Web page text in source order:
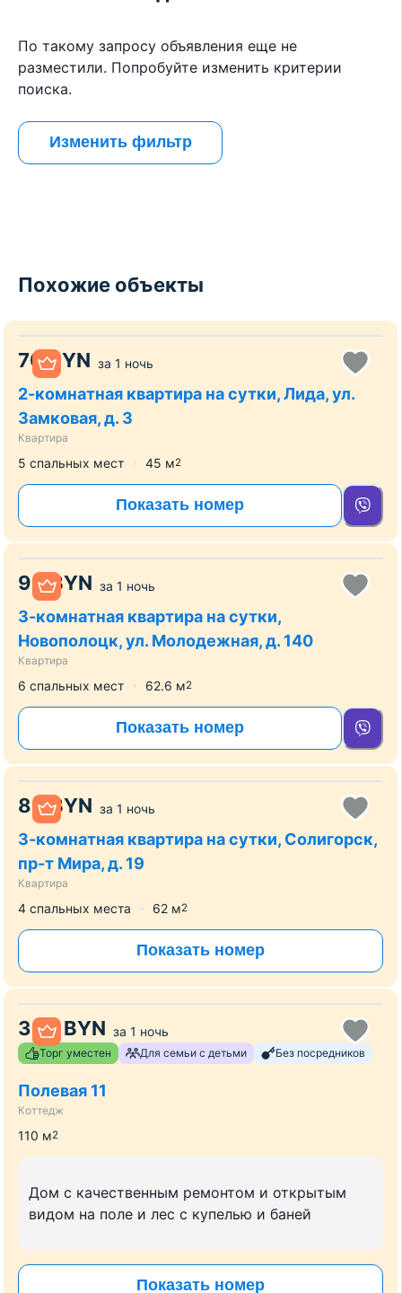
По такому запросу объявления еще не
разместили. Попробуйте изменить критерии
поиска.
Изменить фильтр
Похожие объекты
70 BYN за 1 ночь
2-комнатная квартира на сутки, Лида, ул.
Замковая, д. 3
Квартира
5 спальных мест 45 м2
Показать номер
90 BYN за 1 ночь
3-комнатная квартира на сутки,
Новополоцк, ул. Молодежная, д. 140
Квартира
6 спальных мест 62.6 м2
Показать номер
80 BYN за 1 ночь
3-комнатная квартира на сутки, Солигорск,
пр-т Мира, д. 19
Квартира
4 спальных места 62 м2
Показать номер
330 BYN за 1 ночь
Торг уместен Для семьи с детьми Без посредников
Полевая 11
Коттедж
110 м2
Дом с качественным ремонтом и открытым
видом на поле и лес с купелью и баней
Показать номер